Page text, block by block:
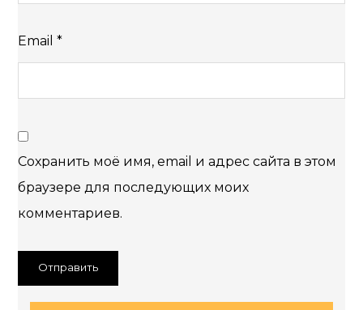
Email*
Сохранить моё имя, email и адрес сайта в этом
браузере для последующих моих
комментариев.